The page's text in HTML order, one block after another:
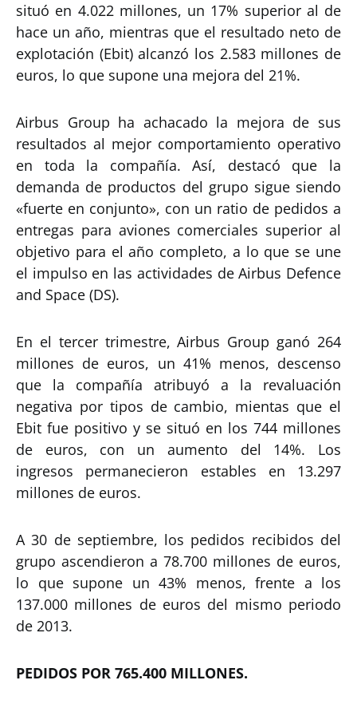
situó en 4.022 millones, un 17% superior al de
hace un año, mientras que el resultado neto de
explotación (Ebit) alcanzó los 2.583 millones de
euros, lo que supone una mejora del 21%.
Airbus Group ha achacado la mejora de sus
resultados al mejor comportamiento operativo
en toda la compañía. Así, destacó que la
demanda de productos del grupo sigue siendo
«fuerte en conjunto», con un ratio de pedidos a
entregas para aviones comerciales superior al
objetivo para el año completo, a lo que se une
el impulso en las actividades de Airbus Defence
and Space (DS).
En el tercer trimestre, Airbus Group ganó 264
millones de euros, un 41% menos, descenso
que la compañía atribuyó a la revaluación
negativa por tipos de cambio, mientas que el
Ebit fue positivo y se situó en los 744 millones
de euros, con un aumento del 14%. Los
ingresos permanecieron estables en 13.297
millones de euros.
A 30 de septiembre, los pedidos recibidos del
grupo ascendieron a 78.700 millones de euros,
lo que supone un 43% menos, frente a los
137.000 millones de euros del mismo periodo
de 2013.
PEDIDOS POR 765.400 MILLONES.